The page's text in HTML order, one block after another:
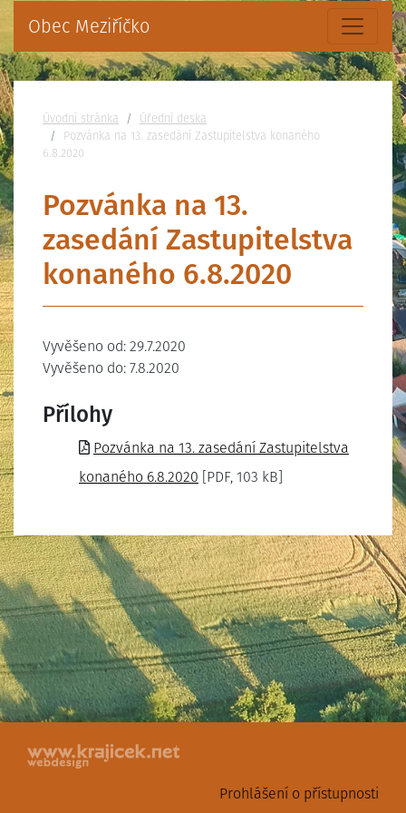
Obec Meziříčko
Nacházíte se:
Úvodní stránka
Úřední deska
Pozvánka na 13. zasedání Zastupitelstva konaného
6.8.2020
Pozvánka na 13.
zasedání Zastupitelstva
konaného 6.8.2020
Vyvěšeno od: 29.7.2020
Vyvěšeno do: 7.8.2020
Přílohy
Pozvánka na 13. zasedání Zastupitelstva
konaného 6.8.2020 [PDF, 103 kB]
Prohlášení o přístupnosti